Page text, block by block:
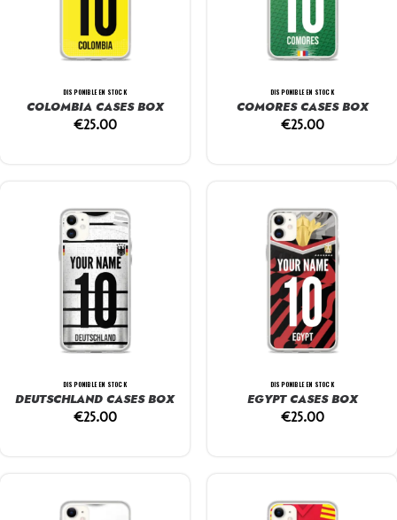
DISPONIBLE EN STOCK
COLOMBIA CASES BOX
€25.00
DISPONIBLE EN STOCK
COMORES CASES BOX
€25.00
DISPONIBLE EN STOCK
DEUTSCHLAND CASES BOX
€25.00
DISPONIBLE EN STOCK
EGYPT CASES BOX
€25.00